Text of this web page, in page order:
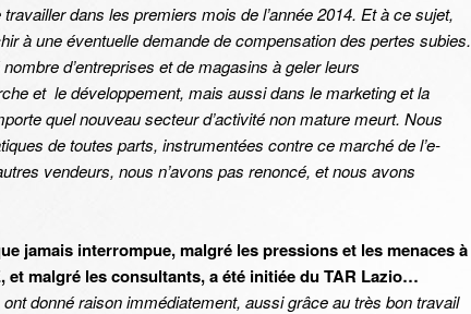
dans les premiers mois de l’année 2014. Et à ce sujet,
à une éventuelle demande de compensation des pertes subies.
d’entreprises et de magasins à geler leurs
et le développement, mais aussi dans le marketing et la
quel nouveau secteur d’activité non mature meurt. Nous
de toutes parts, instrumentées contre ce marché de l’e-
vendeurs, nous n’avons pas renoncé, et nous avons
jamais interrompue, malgré les pressions et les menaces à
et malgré les consultants, a été initiée du TAR Lazio…
donné raison immédiatement, aussi grâce au très bon travail